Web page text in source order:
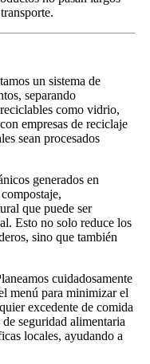
un sistema de
separando
como vidrio,
empresas de reciclaje
sean procesados
generados en
que puede ser
Esto no solo reduce los
sino que también
cuidadosamente
menú para minimizar el
excedente de comida
seguridad alimentaria
locales, ayudando a